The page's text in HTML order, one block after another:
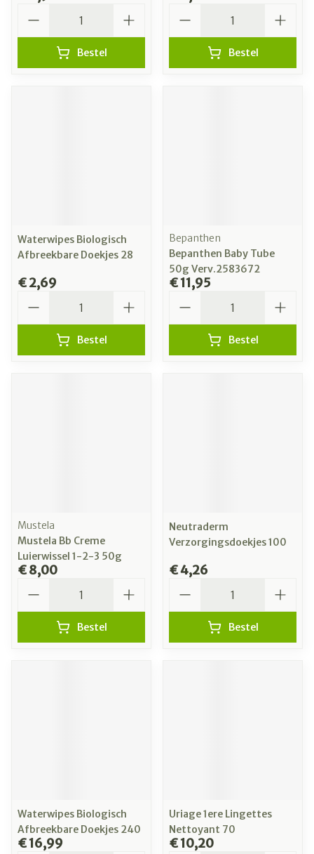
Bestel Bestel
Waterwipes Biologisch
Afbreekbare Doekjes 28
€ 2,69
Bestel
Bepanthen
Bepanthen Baby Tube
50g Verv.2583672
€ 11,95
Bestel
Mustela
Mustela Bb Creme
Luierwissel 1-2-3 50g
€ 8,00
Bestel
Neutraderm
Verzorgingsdoekjes 100
€ 4,26
Bestel
Waterwipes Biologisch
Afbreekbare Doekjes 240
€ 16,99
Uriage 1ere Lingettes
Nettoyant 70
€ 10,20